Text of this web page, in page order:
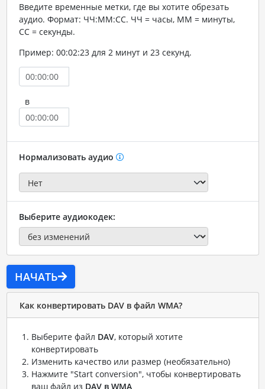
Введите временные метки, где вы хотите обрезать
аудио. Формат: ЧЧ:ММ:СС. ЧЧ = часы, ММ = минуты,
СС = секунды.
Пример: 00:02:23 для 2 минут и 23 секунд.
в
Нормализовать аудио
Выберите аудиокодек:
НАЧАТЬ
Как конвертировать DAV в файл WMA?
Выберите файл DAV, который хотите
конвертировать
Изменить качество или размер (необязательно)
Нажмите "Start conversion", чтобы конвертировать
ваш файл из DAV в WMA